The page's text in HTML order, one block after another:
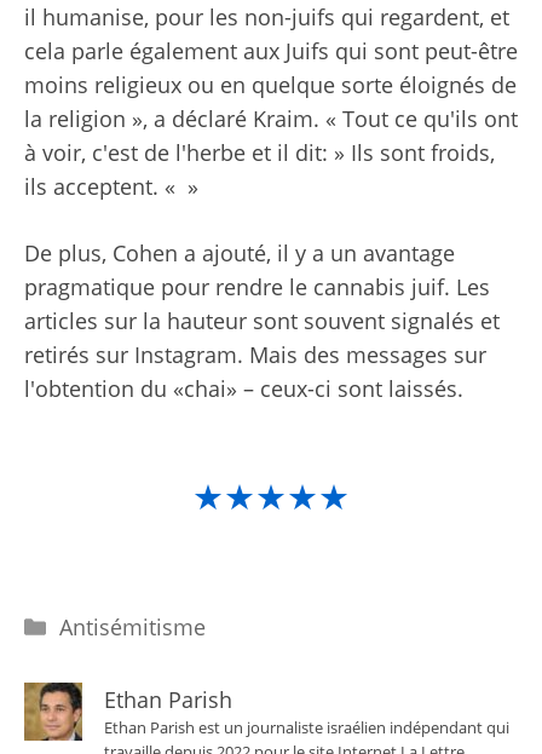
il humanise, pour les non-juifs qui regardent, et
cela parle également aux Juifs qui sont peut-être
moins religieux ou en quelque sorte éloignés de
la religion », a déclaré Kraim. « Tout ce qu'ils ont
à voir, c'est de l'herbe et il dit: » Ils sont froids,
ils acceptent. « »
De plus, Cohen a ajouté, il y a un avantage
pragmatique pour rendre le cannabis juif. Les
articles sur la hauteur sont souvent signalés et
retirés sur Instagram. Mais des messages sur
l'obtention du «chai» – ceux-ci sont laissés.
★★★★★
Catégories
Antisémitisme
Ethan Parish
Ethan Parish est un journaliste israélien indépendant qui